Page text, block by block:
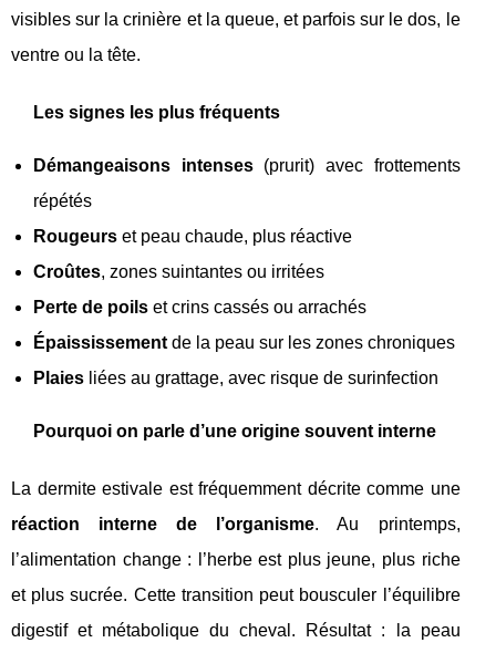
visibles sur la crinière et la queue, et parfois sur le dos, le
ventre ou la tête.
Les signes les plus fréquents
Démangeaisons intenses(prurit) avec frottements
répétés
Rougeurs et peau chaude, plus réactive
Croûtes, zones suintantes ou irritées
Perte de poils et crins cassés ou arrachés
Épaississement de la peau sur les zones chroniques
Plaies liées au grattage, avec risque de surinfection
Pourquoi on parle d’une origine souvent interne
La dermite estivale est fréquemment décrite comme une
réaction interne de l’organisme. Au printemps,
l’alimentation change : l’herbe est plus jeune, plus riche
et plus sucrée. Cette transition peut bousculer l’équilibre
digestif et métabolique du cheval. Résultat : la peau